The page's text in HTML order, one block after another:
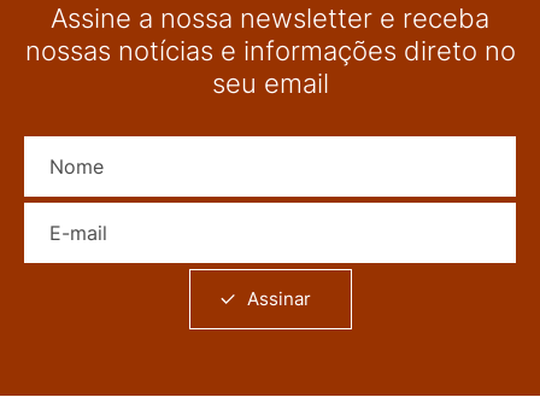
Assine a nossa newsletter e receba
nossas notícias e informações direto no
seu email
Assinar